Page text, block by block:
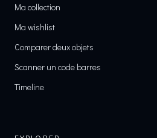
Ma collection
Ma wishlist
Comparer deux objets
Scanner un code barres
Timeline